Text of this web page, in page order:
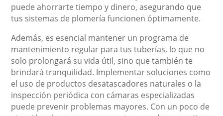
puede ahorrarte tiempo y dinero, asegurando que
tus sistemas de plomería funcionen óptimamente.
Además, es esencial mantener un programa de
mantenimiento regular para tus tuberías, lo que no
solo prolongará su vida útil, sino que también te
brindará tranquilidad. Implementar soluciones como
el uso de productos desatascadores naturales o la
inspección periódica con cámaras especializadas
puede prevenir problemas mayores. Con un poco de